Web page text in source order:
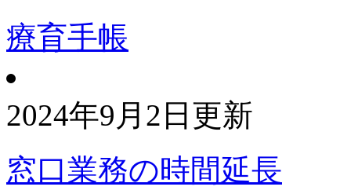
療育手帳
2024年9月2日更新
窓口業務の時間延長